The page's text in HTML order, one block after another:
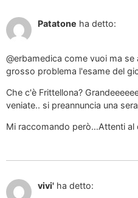
Patatone ha detto:
@erbamedica come vuoi ma
grosso problema l'esame del
Che c'è Frittellona?
veniate.. si preannuncia una
Mi raccomando però…Attenti al
vivi' ha detto: